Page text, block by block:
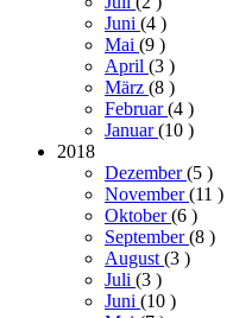
Juni (4 )
Mai (9 )
April (3 )
März (8 )
Februar(4 )
Januar(10 )
2018
Dezember(5 )
November(11 )
Oktober(6 )
September(8 )
August(3 )
Juli (3 )
Juni (10 )